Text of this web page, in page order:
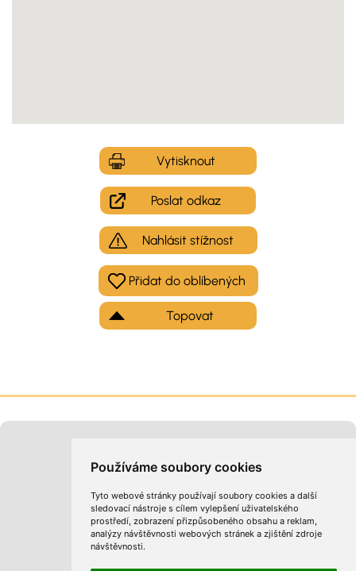
Používáme soubory cookies
Tyto webové stránky používají soubory cookies a další
sledovací nástroje s cílem vylepšení uživatelského
prostředí, zobrazení přizpůsobeného obsahu a reklam,
analýzy návštěvnosti webových stránek a zjištění zdroje
návštěvnosti.
Vytisknout
Poslat odkaz
Nahlásit stížnost
Topovat
Kontakt na provozovatele
Obchodní podmínky
Zpracování osobních údajů